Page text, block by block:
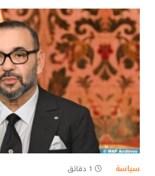
سياسة 1 دقائق